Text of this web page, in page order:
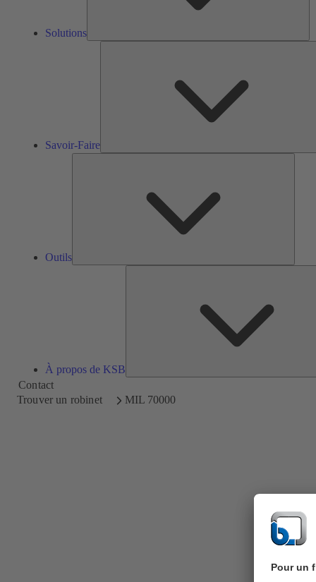
Solutions
Savoir-Faire
Outils
À propos de KSB
Contact
Trouver un robinet
MIL 70000